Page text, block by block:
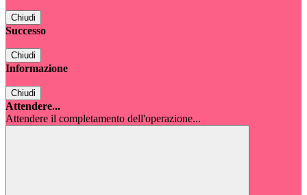
Chiudi
Successo
Chiudi
Informazione
Chiudi
Attendere...
Attendere il completamento dell'operazione...